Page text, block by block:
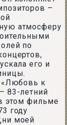
–
атмосферу
по
его и
«Любовь к
83-летний
этом фильме
году
моей